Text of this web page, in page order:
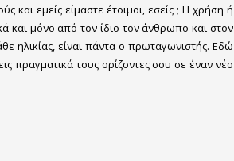
και εμείς είμαστε έτοιμοι, εσείς ; Η χρήση ή
και μόνο από τον ίδιο τον άνθρωπο και στον
ηλικίας, είναι πάντα ο πρωταγωνιστής. Εδώ
πραγματικά τους ορίζοντες σου σε έναν νέο